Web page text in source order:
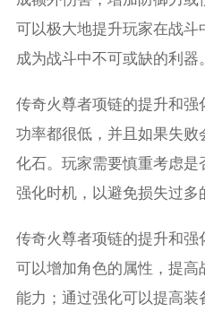
可以极大地提升玩家在战
成为战斗中不可或缺的利器。
传奇火尊者项链的提升和
功率都很低，并且如果失
化石。玩家需要慎重考虑
强化时机，以避免损失过多
传奇火尊者项链的提升和
可以增加角色的属性，提
能力；通过强化可以提高